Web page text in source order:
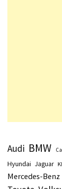
Audi BMW
Hyundai Jaguar
Mercedes-Benz